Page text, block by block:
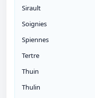
Sirault
Soignies
Spiennes
Tertre
Thuin
Thulin